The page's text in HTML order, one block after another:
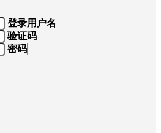
登录用户名
验证码
密码